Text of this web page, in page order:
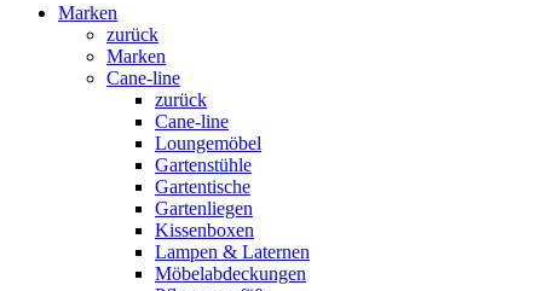
Marken
zurück
Marken
Cane-line
zurück
Cane-line
Loungemöbel
Gartenstühle
Gartentische
Gartenliegen
Kissenboxen
Lampen & Laternen
Möbelabdeckungen